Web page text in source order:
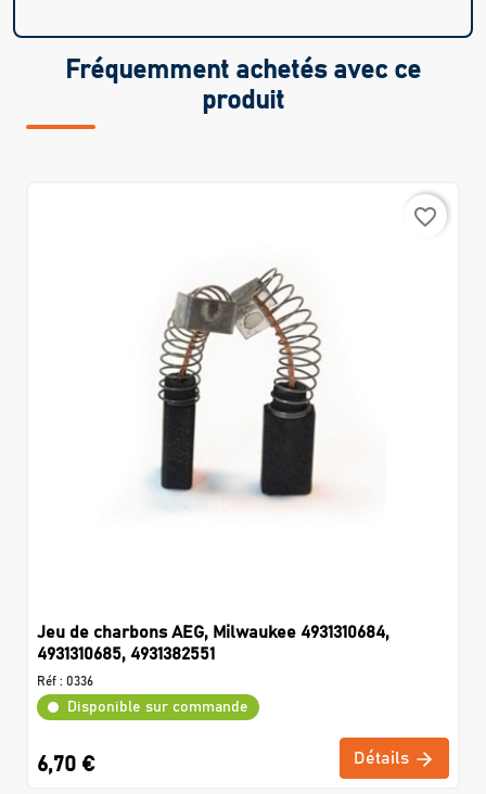
Fréquemment achetés avec ce
produit
favorite_border
Jeu de charbons AEG, Milwaukee 4931310684,
4931310685, 4931382551
Réf : 0336
Disponible sur commande
6,70 € Détails